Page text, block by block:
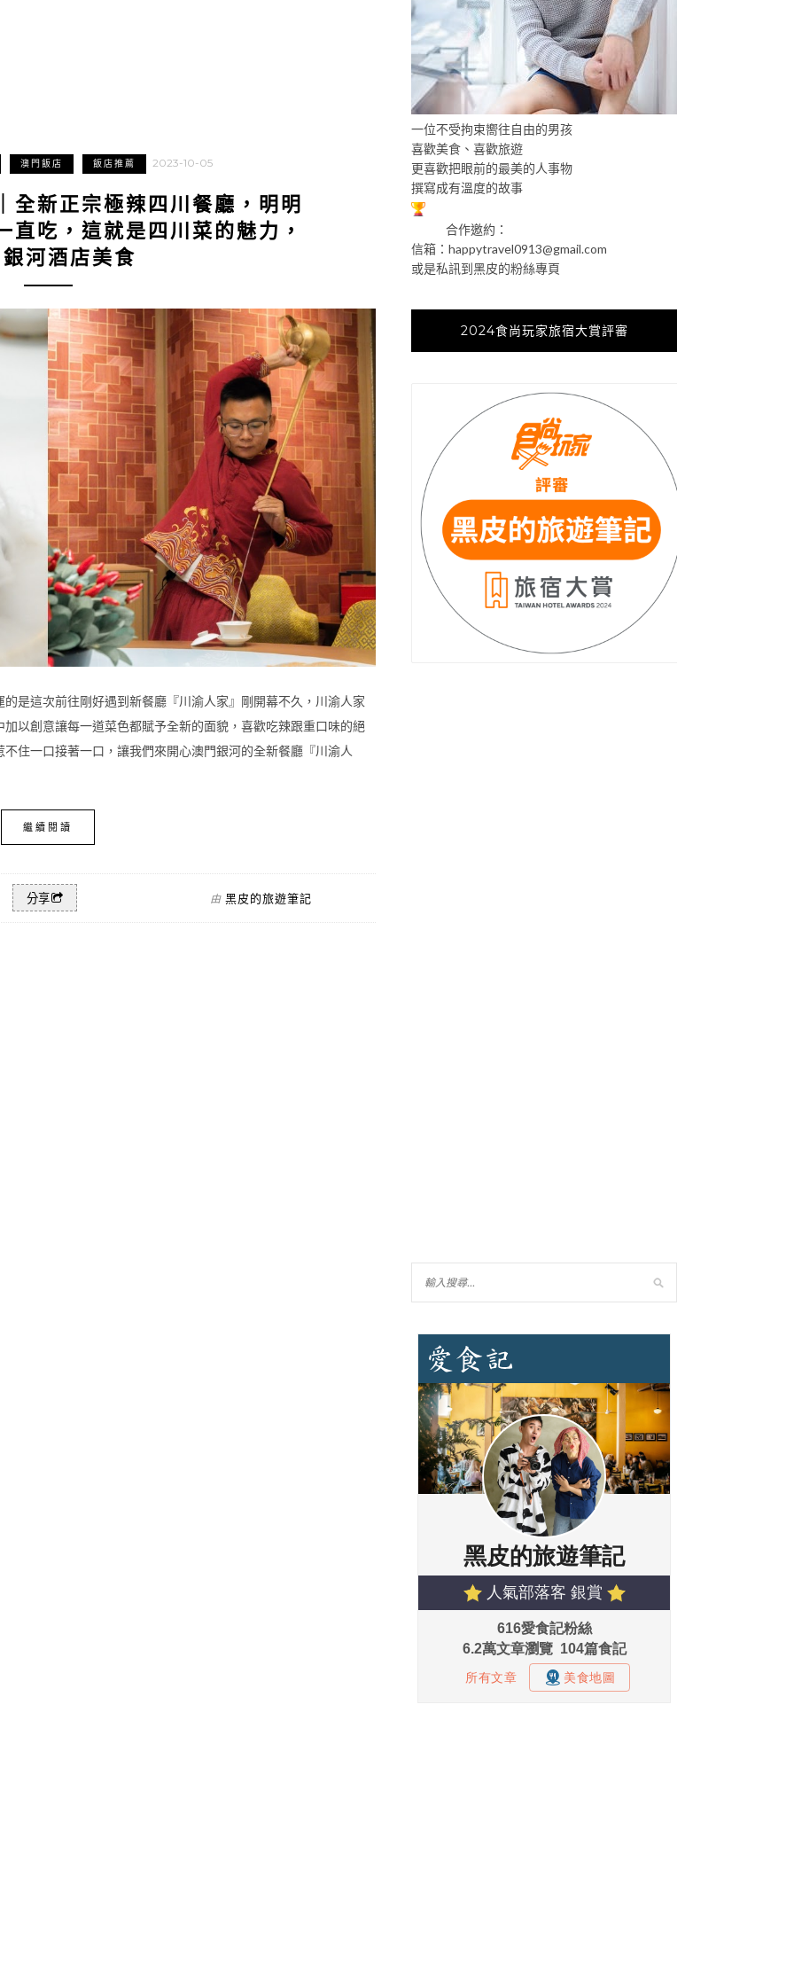
澳門飯店 飯店推薦 2023-10-05
全新正宗極辣四川餐廳，明明
直吃，這就是四川菜的魅力，
河酒店美食
是這次前往剛好遇到新餐廳『川渝人家』剛開幕不久，川渝人家
以創意讓每一道菜色都賦予全新的面貌，喜歡吃辣跟重口味的絕
住一口接著一口，讓我們來開心澳門銀河的全新餐廳『川渝人
繼續閱讀
分享 由 黑皮的旅遊筆記
一位不受拘束嚮往自由的男孩
喜歡美食、喜歡旅遊
更喜歡把眼前的最美的人事物
撰寫成有溫度的故事
合作邀約：
信箱： happytravel0913@gmail.com
或是私訊到黑皮的粉絲專頁
2024食尚玩家旅宿大賞評審